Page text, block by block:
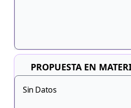
PROPUESTA EN
Sin Datos